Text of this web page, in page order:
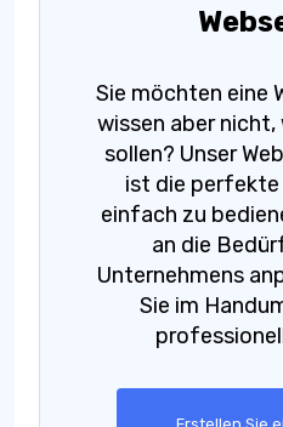
Sie möchten eine
wissen aber
sollen? Unser
ist die perfekte
einfach zu
an die
Unternehmens
Sie im